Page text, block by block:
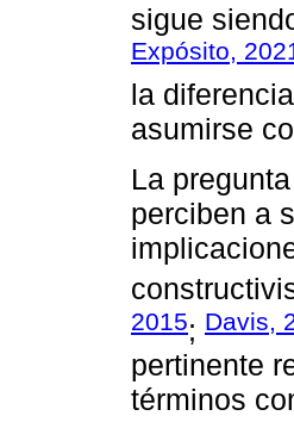
sigue
Expósito,
la
asumirse
La
perciben a
2015; Davis,
pertinente
términos